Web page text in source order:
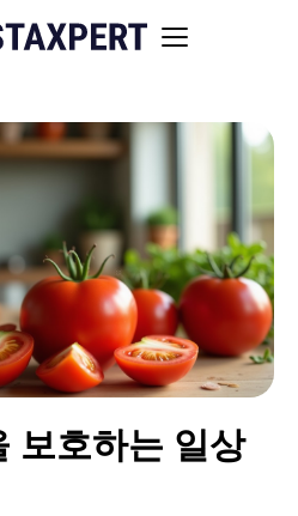
보호하는 일상